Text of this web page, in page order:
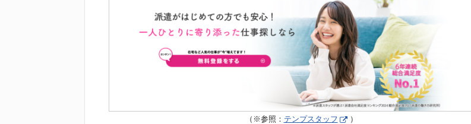
（※参照： テンプスタッフ ）